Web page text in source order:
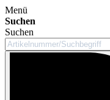
Menü
Suchen
Suchen